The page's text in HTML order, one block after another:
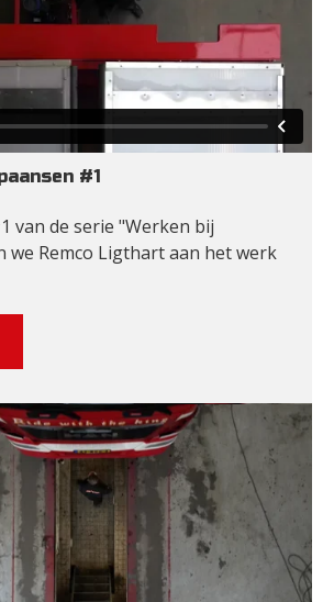
#1
van de serie "Werken bij
we Remco Ligthart aan het werk